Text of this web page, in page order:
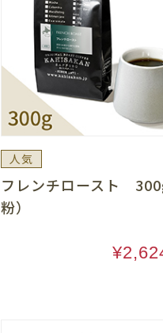
人気
フレンチロースト
粉）